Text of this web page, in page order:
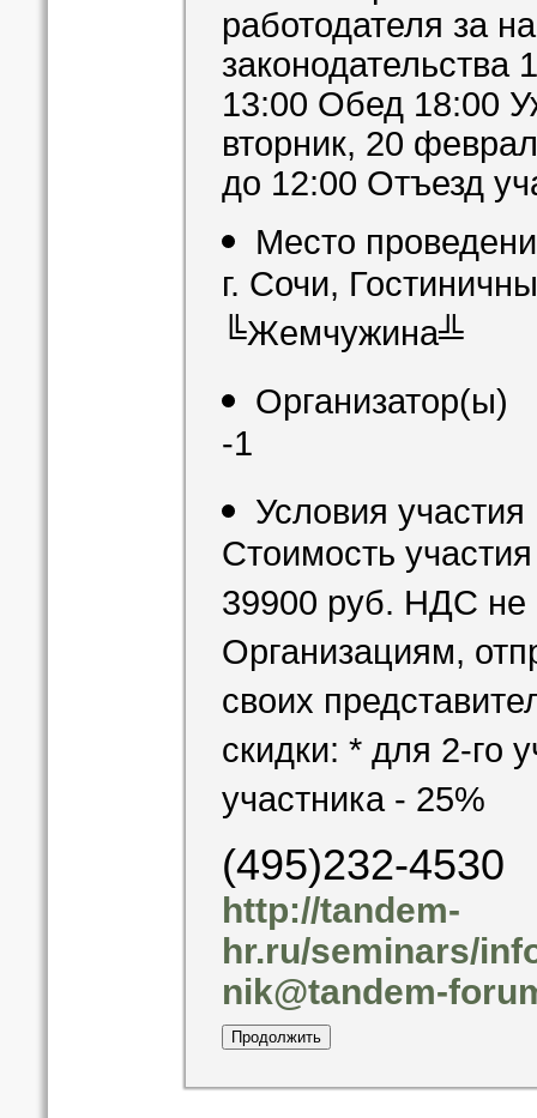
работодателя за
13:00 Обед 18:00
вторник, 20
до 12:00 Отъезд
Место
г. Сочи,
╚Жемчужина╩
Организатор(ы)
-1
Условия
Стоимость
39900 руб. НДС не
Организациям,
своих
скидки: * для 2-го
участника - 25%
(495)232-4530
http://tandem-
hr.ru/seminars/
nik@tandem-